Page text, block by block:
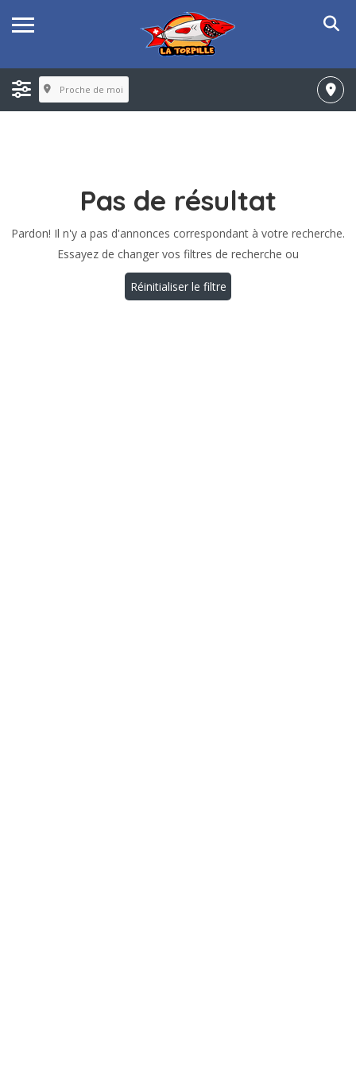
Proche de moi
Pas de résultat
Pardon! Il n'y a pas d'annonces correspondant à votre recherche.
Essayez de changer vos filtres de recherche ou
Réinitialiser le filtre